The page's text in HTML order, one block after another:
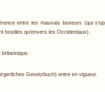
entre les mauvais boxeurs (qui
hostiles qu'envers les Occidentaux).
Gesetzbuch) entre en vigueur.